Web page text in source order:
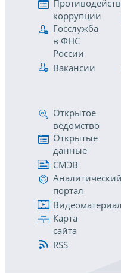
коррупции
Госслужба
в ФНС
России
Вакансии
Открытое
ведомство
Открытые
данные
СМЭВ
Аналитический
портал
Карта
сайта
RSS